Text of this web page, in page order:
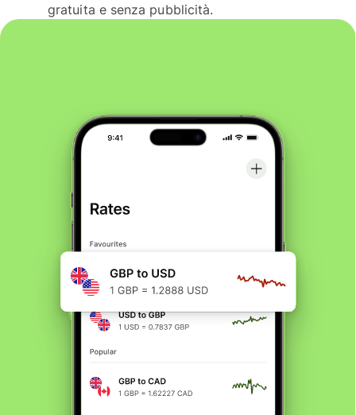
gratuita e senza pubblicità.